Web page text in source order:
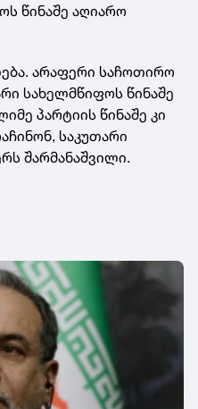
წინაშე აღიარო
არაფერი საჩოთირო
სახელმწიფოს წინაშე
პარტიის წინაშე კი
საკუთარი
შარმანაშვილი.